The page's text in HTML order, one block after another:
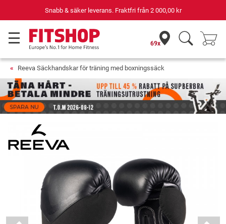
Snabb & säker leverans. Fraktfri från 2 000,00 kr
69x
Reeva Säckhandskar för träning med boxningssäck